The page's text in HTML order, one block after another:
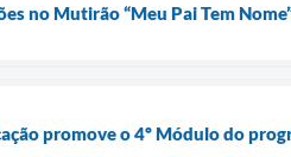
no Mutirão “Meu Pai Tem
promove o 4º Módulo do